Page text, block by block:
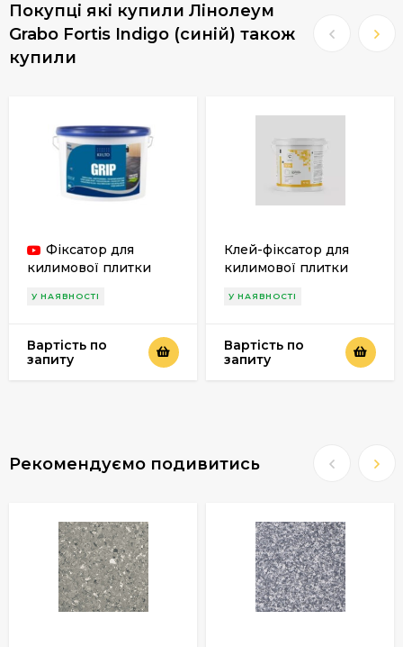
Покупці які купили Лінолеум
Grabo Fortis Indigo (синій) також
купили
Фіксатор для
килимової плитки
У НАЯВНОСТІ
Вартість по
запиту
Клей-фіксатор для
килимової плитки
У НАЯВНОСТІ
Вартість по
запиту
Рекомендуємо подивитись